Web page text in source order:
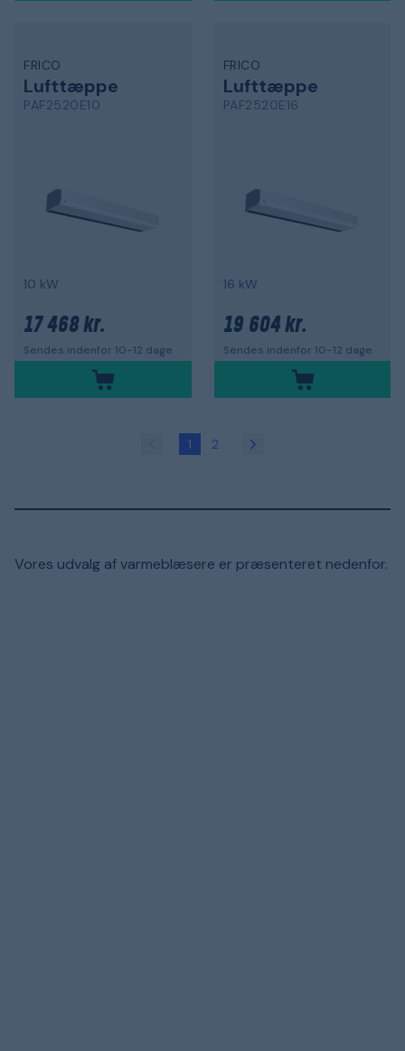
FRICO
Lufttæppe
PAF2520E10
10 kW
17 468 kr.
Sendes indenfor 10-12 dage
FRICO
Lufttæppe
PAF2520E16
16 kW
19 604 kr.
Sendes indenfor 10-12 dage
1 2
Vores udvalg af varmeblæsere er præsenteret nedenfor.